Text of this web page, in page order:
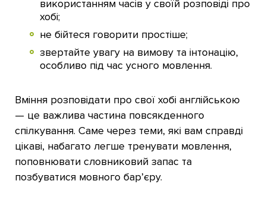
використанням часів у своїй розповіді про
хобі;
не бійтеся говорити простіше;
звертайте увагу на вимову та інтонацію,
особливо під час усного мовлення.
Вміння розповідати про свої хобі англійською
— це важлива частина повсякденного
спілкування. Саме через теми, які вам справді
цікаві, набагато легше тренувати мовлення,
поповнювати словниковий запас та
позбуватися мовного бар’єру.